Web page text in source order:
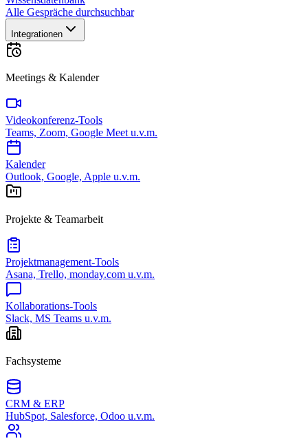
Alle Gespräche durchsuchbar
Integrationen
Meetings & Kalender
Videokonferenz-Tools
Teams, Zoom, Google Meet u.v.m.
Kalender
Outlook, Google, Apple u.v.m.
Projekte & Teamarbeit
Projektmanagement-Tools
Asana, Trello, monday.com u.v.m.
Kollaborations-Tools
Slack, MS Teams u.v.m.
Fachsysteme
CRM & ERP
HubSpot, Salesforce, Odoo u.v.m.